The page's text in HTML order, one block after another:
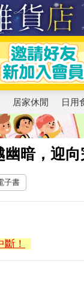
居家休閒 日用
暗，迎
子書
！